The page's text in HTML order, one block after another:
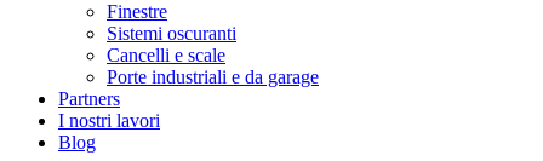
Finestre
Sistemi oscuranti
Cancelli e scale
Porte industriali e da garage
Partners
I nostri lavori
Blog